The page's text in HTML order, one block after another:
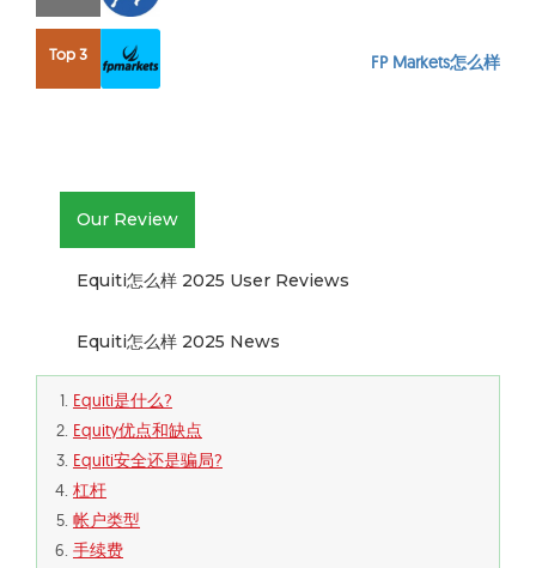
Top 3 FP Markets怎么样
Our Review
Equiti怎么样 2025 User Reviews
Equiti怎么样 2025 News
Equiti是什么?
Equity优点和缺点
Equiti安全还是骗局?
杠杆
帐户类型
手续费